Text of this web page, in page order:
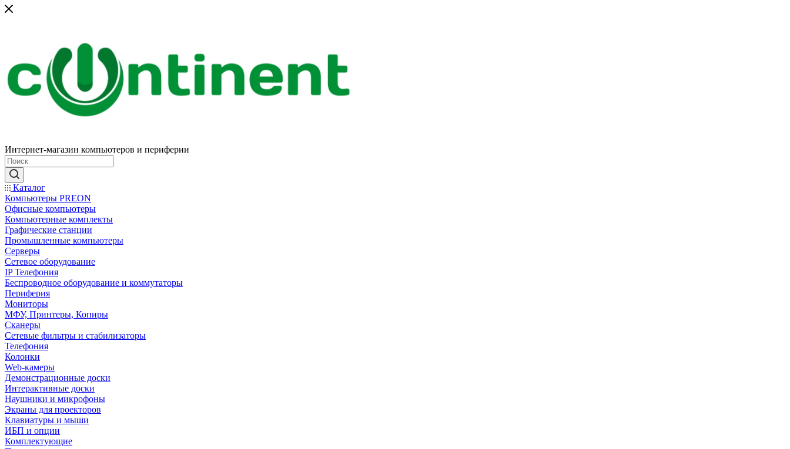
Интернет-магазин компьютеров и периферии
Каталог
Компьютеры PREON
Офисные компьютеры
Компьютерные комплекты
Графические станции
Промышленные компьютеры
Серверы
Сетевое оборудование
IP Телефония
Беспроводное оборудование и коммутаторы
Периферия
Мониторы
МФУ, Принтеры, Копиры
Сканеры
Сетевые фильтры и стабилизаторы
Телефония
Колонки
Web-камеры
Демонстрационные доски
Интерактивные доски
Наушники и микрофоны
Экраны для проекторов
Клавиатуры и мыши
ИБП и опции
Комплектующие